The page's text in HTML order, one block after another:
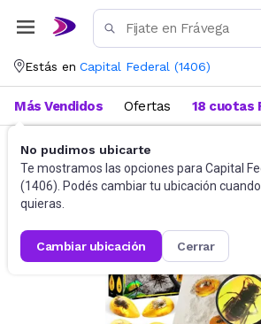
Estás en Capital Federal (1406)
No pudimos ubicarte
Te mostramos las opciones para Capital
(1406). Podés cambiar tu ubicación cuando
quieras.
cambiar ubicación cerrar
Más Vendidos Ofertas 18 cuotas
Didácticos Para niños